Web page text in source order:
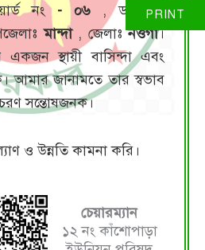
নং- ০৬ , ডাকঘরঃ
মান্দা , জেলাঃনওগাঁ।
স্থায়ী বাসিন্দা এবং
আমার জানামতে তার স্বভাব
সন্তোষজনক।
ও উন্নতি কামনা করি।
চেয়ারম্যান
১২ নং কাঁশোপাড়া